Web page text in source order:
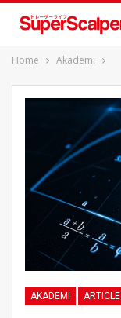
Home Akademi
AKADEMI ARTICLE